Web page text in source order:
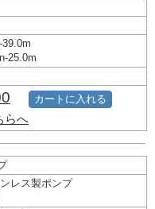
25.0m
らへ
カートに入れる
レス製ポンプ